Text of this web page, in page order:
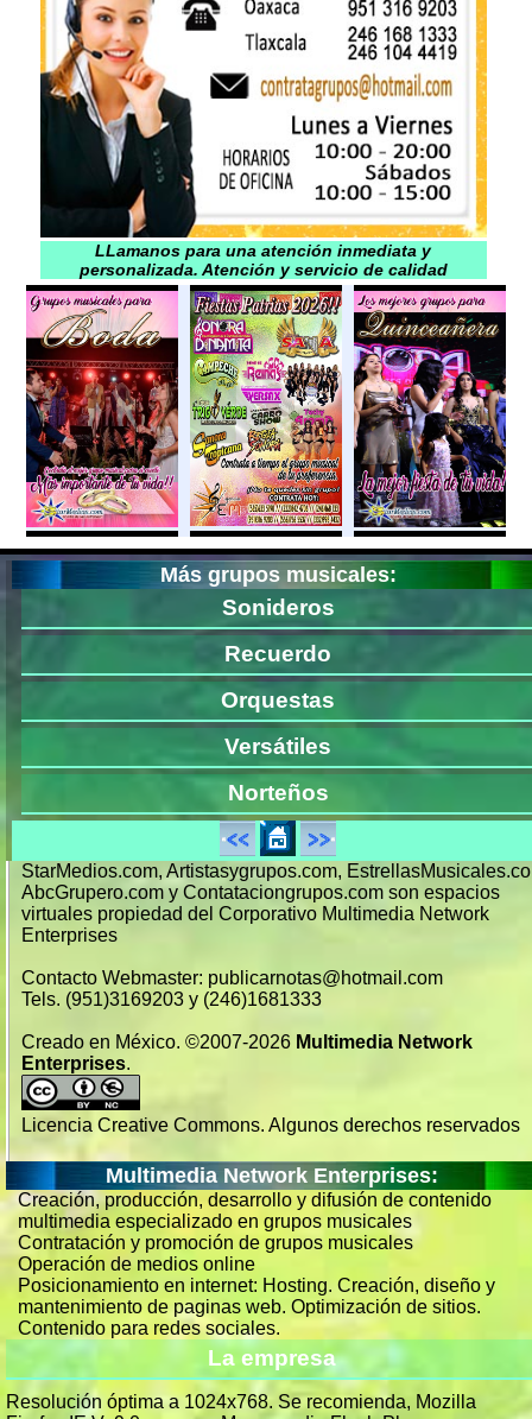
LLamanos para una atención inmediata y
personalizada. Atención y servicio de calidad
Más grupos musicales:
Sonideros
Recuerdo
Orquestas
Versátiles
Norteños
StarMedios.com, Artistasygrupos.com,
AbcGrupero.com y Contataciongrupos.com son espacios
virtuales propiedad del Corporativo Multimedia Network
Enterprises
Contacto Webmaster: publicarnotas@hotmail.com
Tels. (951)3169203 y (246)1681333
Creado en México. ©2007-2026 Multimedia Network
Enterprises.
Licencia Creative Commons. Algunos derechos reservados
Multimedia Network Enterprises:
Creación, producción, desarrollo y difusión de contenido
multimedia especializado en grupos musicales
Contratación y promoción de grupos musicales
Operación de medios online
Posicionamiento en internet: Hosting. Creación, diseño y
mantenimiento de paginas web. Optimización de sitios.
Contenido para redes sociales.
La empresa
Resolución óptima a 1024x768. Se recomienda, Mozilla